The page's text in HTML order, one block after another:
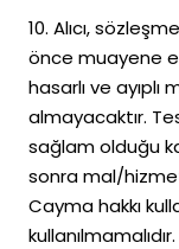
10. Alıcı,
önce muayene
hasarlı ve
almayacaktır.
sağlam olduğu
sonra mal/
Cayma hakkı